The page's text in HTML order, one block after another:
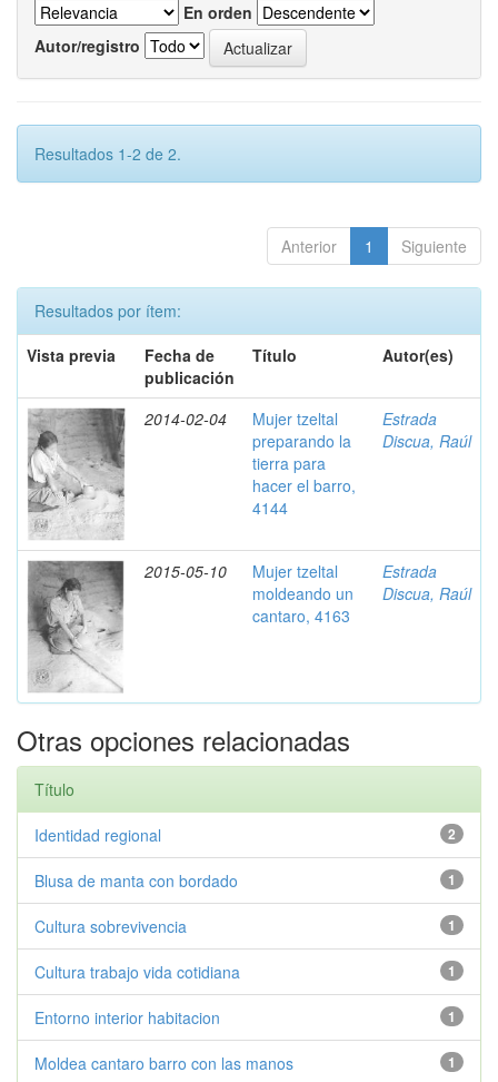
En orden
Autor/registro
Resultados 1-2 de 2.
Anterior 1 Siguiente
Resultados por ítem:
Vista previa
Fecha de
publicación
Título Autor(es)
2014-02-04
Mujer tzeltal
preparando la
tierra para
hacer el barro,
4144
Estrada
Discua, Raúl
2015-05-10
Mujer tzeltal
moldeando un
cantaro, 4163
Estrada
Discua, Raúl
Otras opciones relacionadas
Título
2
Identidad regional
1
Blusa de manta con bordado
1
Cultura sobrevivencia
1
Cultura trabajo vida cotidiana
1
Entorno interior habitacion
1
Moldea cantaro barro con las manos